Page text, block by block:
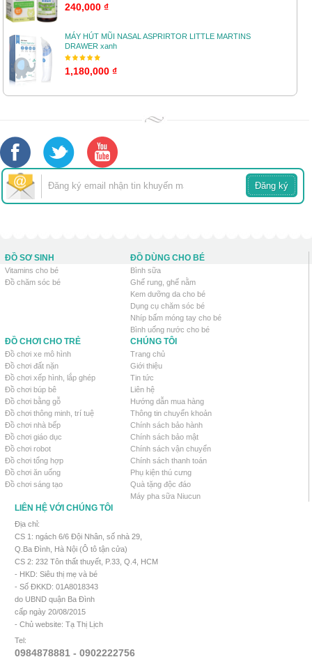
240,000 ₫
MÁY HÚT MŨI NASAL ASPRIRTOR LITTLE MARTINS
DRAWER xanh
1,180,000 ₫
ĐỒ SƠ SINH
Vitamins cho bé
Đồ chăm sóc bé
ĐỒ DÙNG CHO BÉ
Bình sữa
Ghế rung, ghế nằm
Kem dưỡng da cho bé
Dụng cụ chăm sóc bé
Nhíp bấm móng tay cho bé
Bình uống nước cho bé
ĐỒ CHƠI CHO TRẺ
Đồ chơi xe mô hình
Đồ chơi đất nặn
Đồ chơi xếp hình, lắp ghép
Đồ chơi búp bê
Đồ chơi bằng gỗ
Đồ chơi thông minh, trí tuệ
Đồ chơi nhà bếp
Đồ chơi giáo dục
Đồ chơi robot
Đồ chơi tổng hợp
Đồ chơi ăn uống
Đồ chơi sáng tạo
CHÚNG TÔI
Trang chủ
Giới thiệu
Tin tức
Liên hệ
Hướng dẫn mua hàng
Thông tin chuyển khoản
Chính sách bảo hành
Chính sách bảo mật
Chính sách vận chuyển
Chính sách thanh toán
Phụ kiện thú cưng
Quà tặng độc đáo
Máy pha sữa Niucun
LIÊN HỆ VỚI CHÚNG TÔI
Địa chỉ:
CS 1: ngách 6/6 Đội Nhân, số nhà 29,
Q.Ba Đình, Hà Nội (Ô tô tận cửa)
CS 2: 232 Tôn thất thuyết, P.33, Q.4, HCM
- HKD: Siêu thị mẹ và bé
- Số ĐKKD: 01A8018343
do UBND quận Ba Đình
cấp ngày 20/08/2015
- Chủ website: Tạ Thị Lịch
Tel:
0984878881 - 0902222756